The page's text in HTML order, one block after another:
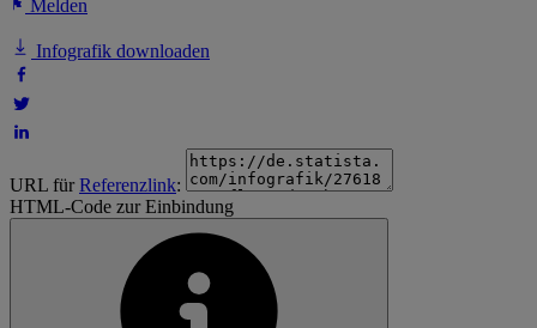
Melden
Infografik downloaden
URL fürReferenzlink:
HTML-Code zur Einbindung